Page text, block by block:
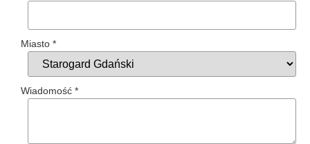
Miasto *
Wiadomość *